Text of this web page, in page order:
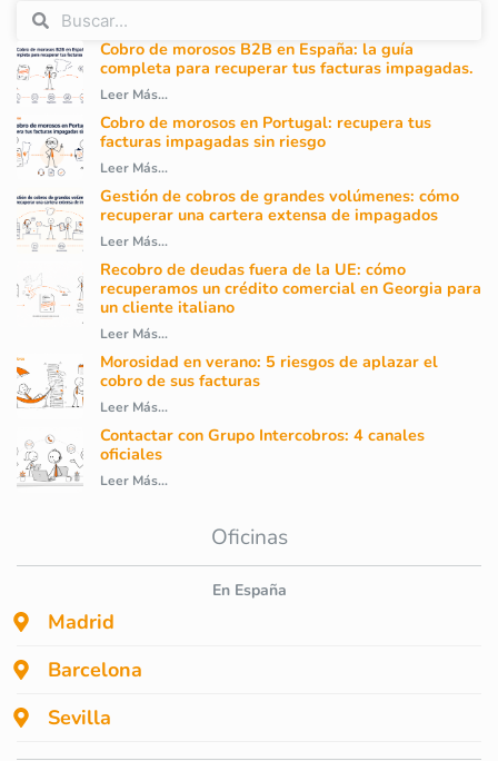
Cobro de morosos B2B en España: la guía
completa para recuperar tus facturas impagadas.
Leer Más...
Cobro de morosos en Portugal: recupera tus
facturas impagadas sin riesgo
Leer Más...
Gestión de cobros de grandes volúmenes: cómo
recuperar una cartera extensa de impagados
Leer Más...
Recobro de deudas fuera de la UE: cómo
recuperamos un crédito comercial en Georgia para
un cliente italiano
Leer Más...
Morosidad en verano: 5 riesgos de aplazar el
cobro de sus facturas
Leer Más...
Contactar con Grupo Intercobros: 4 canales
oficiales
Leer Más...
Oficinas
En España
Madrid
Barcelona
Sevilla